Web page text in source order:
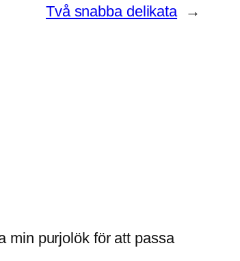
Två snabba delikata →
min purjolök för att passa